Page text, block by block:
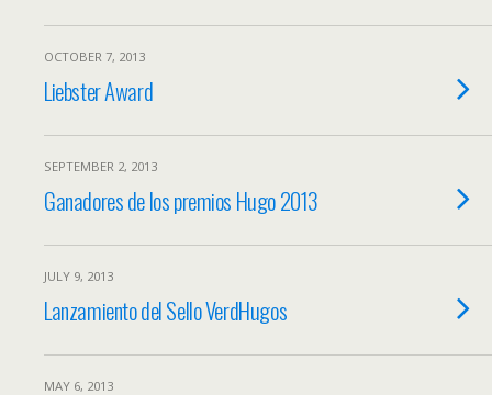
OCTOBER 7, 2013
Liebster Award
SEPTEMBER 2, 2013
Ganadores de los premios Hugo 2013
JULY 9, 2013
Lanzamiento del Sello VerdHugos
MAY 6, 2013